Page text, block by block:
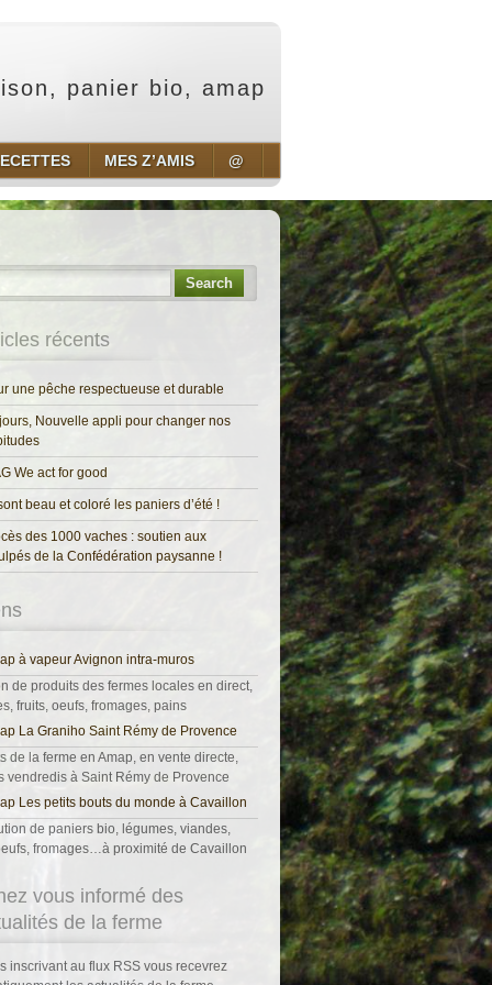
panier bio, amap
MES Z’AMIS @
Search
récents
une pêche respectueuse et durable
Nouvelle appli pour changer nos
We act for good
beau et coloré les paniers d’été !
des 1000 vaches : soutien aux
de la Confédération paysanne !
à vapeur Avignon intra-muros
de produits des fermes locales en direct,
fruits, oeufs, fromages, pains
La Graniho Saint Rémy de Provence
de la ferme en Amap, en vente directe,
vendredis à Saint Rémy de Provence
Les petits bouts du monde à Cavaillon
de paniers bio, légumes, viandes,
fromages…à proximité de Cavaillon
vous informé des
de la ferme
inscrivant au flux RSS vous recevrez